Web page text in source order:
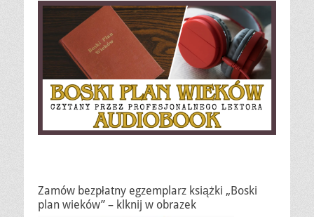
Zamów bezpłatny egzemplarz książki „Boski
plan wieków” – klknij w obrazek